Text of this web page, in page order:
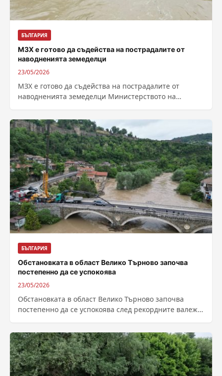
БЪЛГАРИЯ
МЗХ е готово да съдейства на пострадалите от
наводненията земеделци
23/05/2026
МЗХ е готово да съдейства на пострадалите от
наводненията земеделци Министерството на
пострадалите земеделци...
БЪЛГАРИЯ
Обстановката в област Велико Търново започва
постепенно да се успокоява
23/05/2026
Обстановката в област Велико Търново започва
постепенно да се успокоява след рекордните валежи